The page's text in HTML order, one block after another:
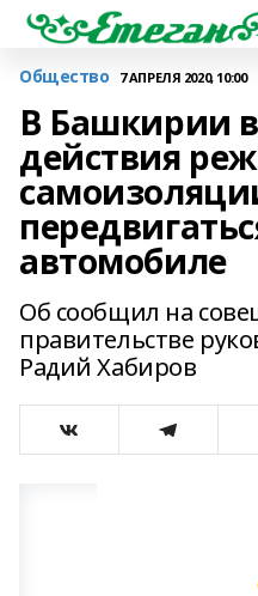
Общество 7 АПРЕЛЯ 2020, 10:00
В Башкирии
действия
автомобиле
Об сообщил на
правительстве
Радий Хабиров